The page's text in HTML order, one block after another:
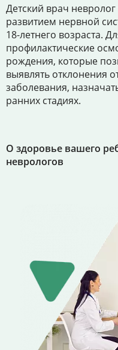
Детский врач
развитием нервной
18-летнего возраста.
профилактические
рождения, которые
выявлять отклонения
заболевания,
ранних стадиях.
О здоровье вашего
неврологов
+7 (812)